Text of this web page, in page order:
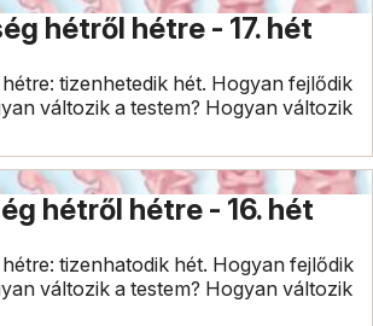
hétről hétre - 17. hét
tizenhetedik hét. Hogyan fejlődik
változik a testem? Hogyan változik
hétről hétre - 16. hét
tizenhatodik hét. Hogyan fejlődik
változik a testem? Hogyan változik